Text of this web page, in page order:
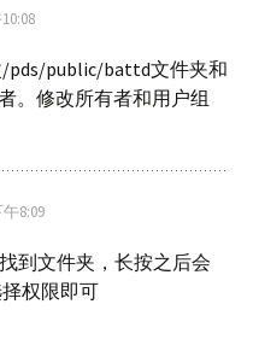
pds/public/battd文件夹和
。修改所有者和用户组
8:09
到文件夹，长按之后会
权限即可